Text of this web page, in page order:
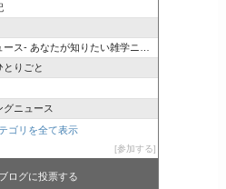
- あなたが知りたい雑学ニュース
とりごと
グニュース
ゴリを全て表示
参加する
ログに投票する